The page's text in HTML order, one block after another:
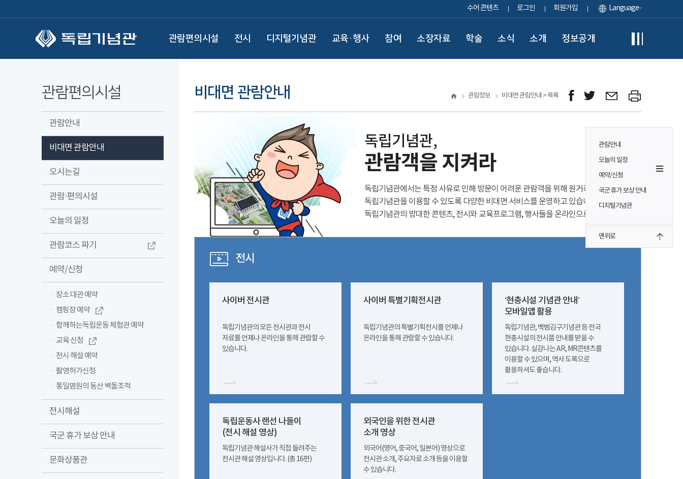
수어 콘텐츠 로그인 회원가입 Language
관람편의시설 전시 디지털기념관 교육·행사 참여 소장자료 학술 소식 소개 정보공개
관람안내
오늘의 일정
예약/신청
국군 휴가 보상 안내
디지털기념관
맨위로
관람편의시설
관람안내
비대면 관람안내
오시는길
관람·편의시설
오늘의 일정
관람코스 짜기
예약/신청
장소 대관 예약
캠핑장 예약
함께하는독립운동 체험관 예약
교육 신청
전시 해설 예약
촬영허가신청
통일염원의 동산 벽돌조적
전시해설
국군 휴가 보상 안내
문화상품관
비대면 관람안내 관람정보 비대면 관람안내 > 목록
독립기념관,
관람객을 지켜라
독립기념관에서는 특정 사유로 인해 방문이 어려운 관람객을 위해 원거리에서도 안전하게
독립기념관을 이용할 수 있도록 다양한 비대면 서비스를 운영하고 있습니다.
독립기념관의 방대한 콘텐츠, 전시와 교육프로그램, 행사들을 온라인으로 즐겨보세요!
전시
사이버 전시관
독립기념관의 모든 전시관과 전시
자료를 언제나 온라인을 통해 관람할 수
있습니다.
사이버 특별기획전시관
독립기념관의 특별기획전시를 언제나
온라인을 통해 관람할 수 있습니다.
‘현충시설 기념관 안내’
모바일앱 활용
독립기념관, 백범김구기념관 등 전국
현충시설의 전시품 안내를 받을 수
있습니다. 실감나는 AR, MR콘텐츠를
이용할 수 있으며, 역사 도록으로
활용하셔도 좋습니다.
독립운동사 랜선 나들이
(전시 해설 영상)
독립기념관 해설사가 직접 들려주는
전시관 해설 영상입니다. (총 16편)
외국인을 위한 전시관
소개 영상
외국어(영어, 중국어, 일본어) 영상으로
전시관 소개, 주요자료 소개 등을 이용할
수 있습니다.